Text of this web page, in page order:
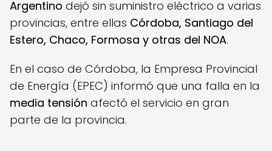
Argentino dejó sin suministro eléctrico a varias
provincias, entre ellas Córdoba, Santiago del
Estero, Chaco, Formosa y otras del NOA.
En el caso de Córdoba, la Empresa Provincial
de Energía (EPEC) informó que una falla en la
media tensión afectó el servicio en gran
parte de la provincia.